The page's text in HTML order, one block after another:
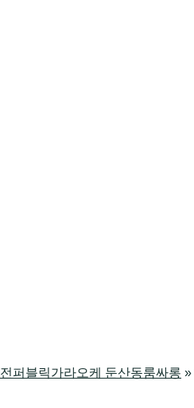
퍼블릭가라오케 둔산동룸싸롱 »